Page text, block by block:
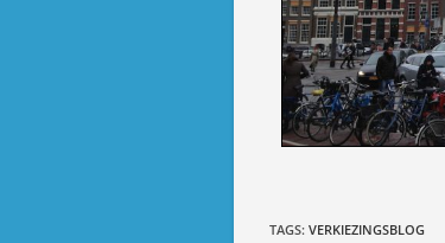
TAGS: VERKIEZINGSBLOG